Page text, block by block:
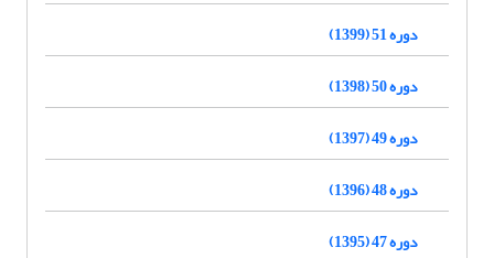
دوره 51 (1399)
دوره 50 (1398)
دوره 49 (1397)
دوره 48 (1396)
دوره 47 (1395)